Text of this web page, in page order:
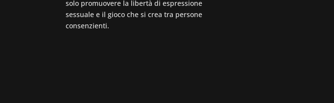
solo promuovere la libertà di espressione
sessuale e il gioco che si crea tra persone
consenzienti.